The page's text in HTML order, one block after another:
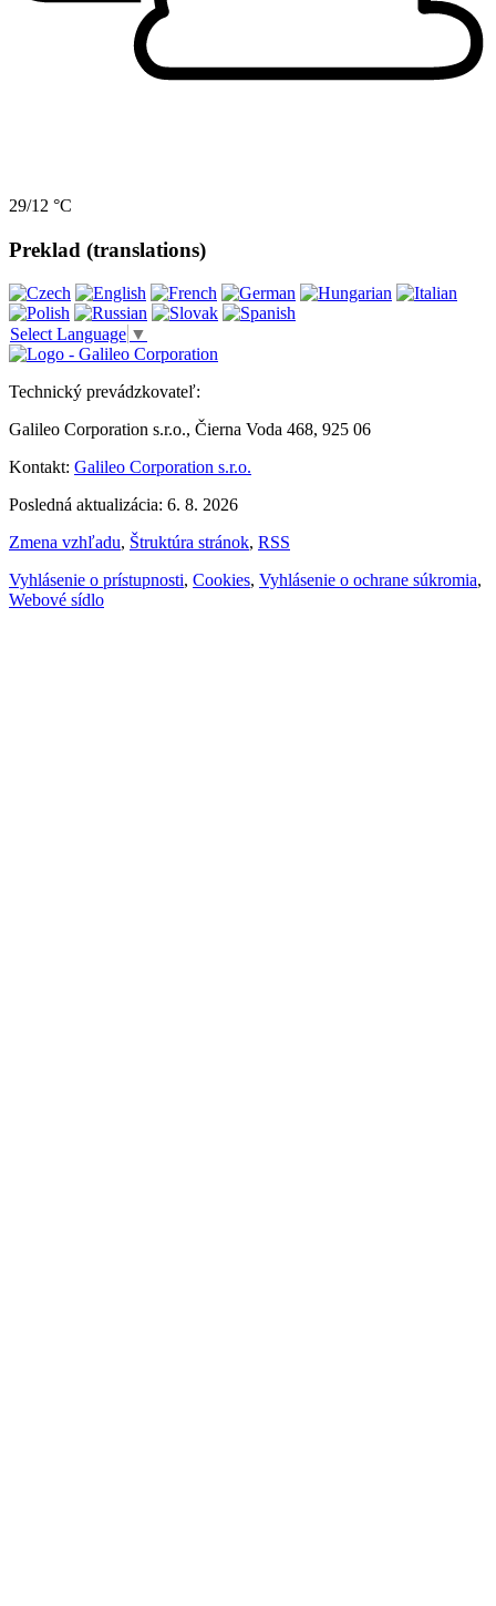
29/12 °C
Preklad (translations)
Select Language ▼
Technický prevádzkovateľ:
Galileo Corporation s.r.o., Čierna Voda 468, 925 06
Kontakt: Galileo Corporation s.r.o.
Posledná aktualizácia: 6. 8. 2026
Zmena vzhľadu, Štruktúra stránok, RSS
Vyhlásenie o prístupnosti, Cookies, Vyhlásenie o ochrane súkromia,
Webové sídlo